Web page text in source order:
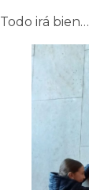
Todo irá bien…